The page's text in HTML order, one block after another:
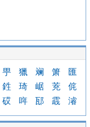
甼 獵 斓 箫
匯
鉎 琦 崌 茺
侂
砹 哖 邷 霵 濬